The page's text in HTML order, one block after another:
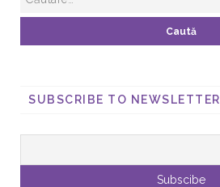
SUBSCRIBE TO NEWSLETTER